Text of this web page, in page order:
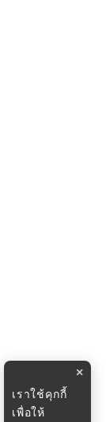
×
เราใช้คุกกี้
เพื่อให้